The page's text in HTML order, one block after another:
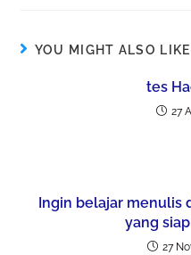
YOU MIGHT ALSO LIKE
tes
27
Ingin belajar menulis
yang
27